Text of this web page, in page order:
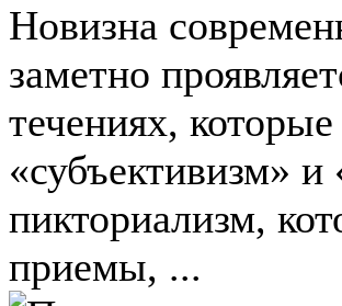
Новизна
заметно
течениях,
«субъективизм»
пикториализм,
приемы, ...